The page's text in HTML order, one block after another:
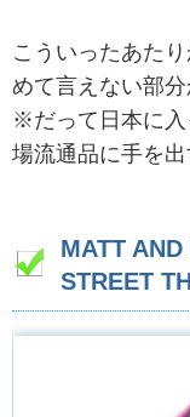
こういったあた
めて言えない部分
※だって日本に入
場流通品に手を出
MATT AND
STREET